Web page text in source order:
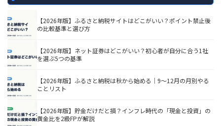
【2026年版】ふるさと納税サイトはどこがいい？ポイント禁止後
の比較基準と選び方
【2026年版】ネット証券はどこがいい？初心者が自分に合う1社
を選ぶ5つの基準
【2026年版】ふるさと納税は秋から始める｜9〜12月の月別やる
ことリスト
【2026年版】貯金だけだと損？インフレ時代の「現金と投資」の
黄金比を2級FPが解説